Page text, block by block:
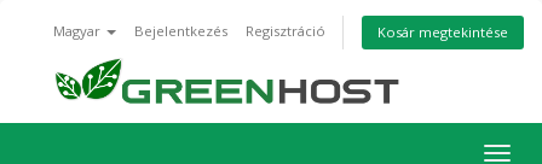
Magyar Bejelentkezés Regisztráció Kosár megtekintése